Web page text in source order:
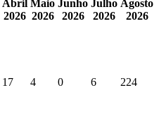
Abril
2026
Maio
2026
Junho
2026
Julho
2026
Agosto
2026
17 4 0 6 224